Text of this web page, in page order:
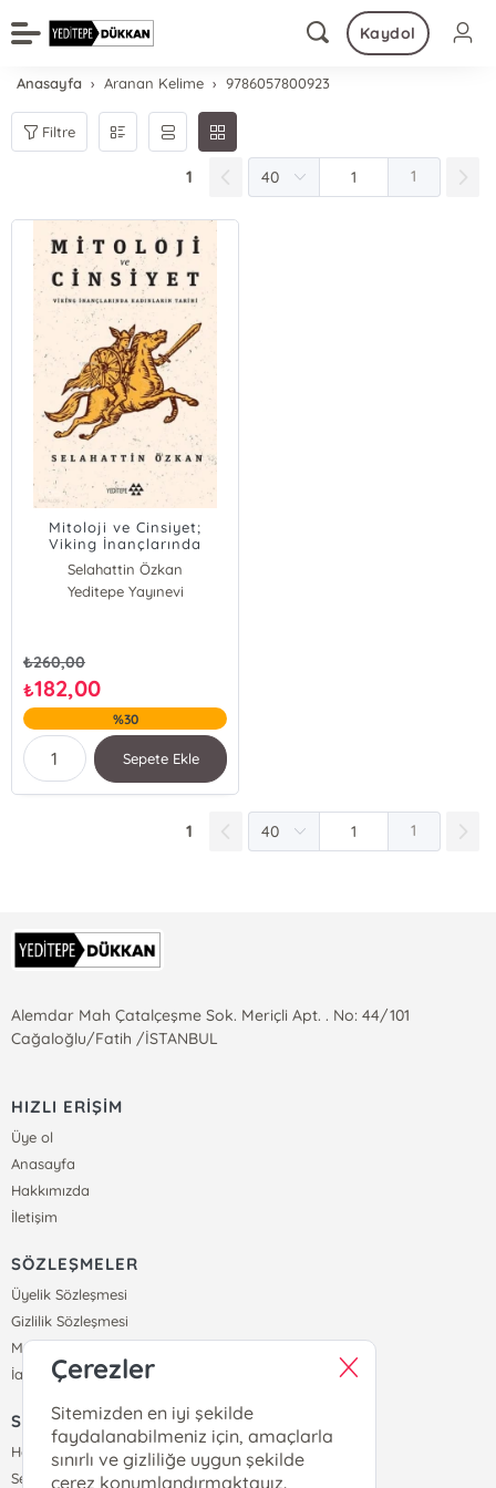
Kaydol
Anasayfa Aranan Kelime 9786057800923
Filtre
1 1
Mitoloji ve Cinsiyet;
Viking İnançlarında
Kadınların Tarihi
Selahattin Özkan
Yeditepe Yayınevi
₺260,00
₺182,00
%30
Sepete Ekle
1 1
Alemdar Mah Çatalçeşme Sok. Meriçli Apt. . No: 44/101
Cağaloğlu/Fatih /İSTANBUL
HIZLI ERİŞİM
Üye ol
Anasayfa
Hakkımızda
İletişim
SÖZLEŞMELER
Üyelik Sözleşmesi
Gizlilik Sözleşmesi
Mesafeli Satış Sözleşmesi
İade ve Teslimat Koşulları
SİPARİŞ
Hesabım
Sepetim
Çerezler
Sitemizden en iyi şekilde
faydalanabilmeniz için, amaçlarla
sınırlı ve gizliliğe uygun şekilde
çerez konumlandırmaktayız.